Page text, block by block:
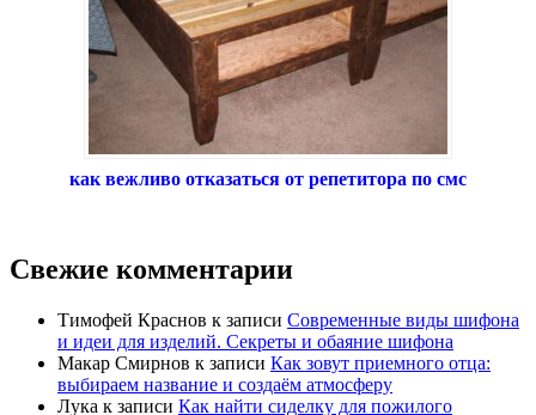
как вежливо отказаться от репетитора по смс
Свежие комментарии
Тимофей Краснов к записи Современные виды шифона
и идеи для изделий. Секреты и обаяние шифона
Макар Смирнов к записи Как зовут приемного отца:
выбираем название и создаём атмосферу
Лука к записи Как найти сиделку для пожилого